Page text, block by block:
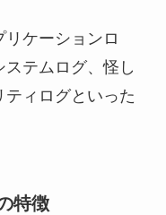
ケーションロ
テムログ、怪し
ィログといった
特徴